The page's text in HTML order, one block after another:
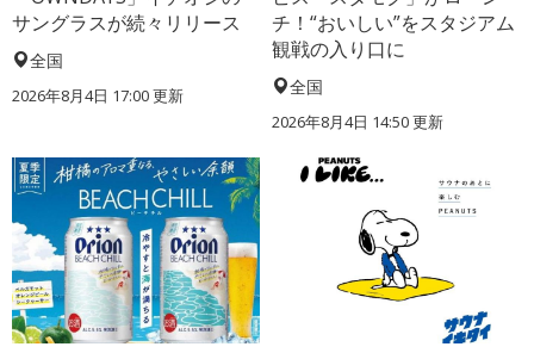
サングラスが続々リリース
全国
2026年8月4日 17:00更新
チ！“おいしい”をスタジアム
観戦の入り口に
全国
2026年8月4日 14:50更新